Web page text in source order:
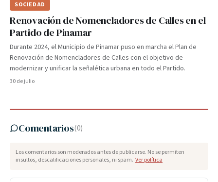
SOCIEDAD
Renovación de Nomencladores de Calles en el
Partido de Pinamar
Durante 2024, el Municipio de Pinamar puso en marcha el Plan de
Renovación de Nomencladores de Calles con el objetivo de
modernizar y unificar la señalética urbana en todo el Partido.
30 de julio
Comentarios(0)
Los comentarios son moderados antes de publicarse. No se permiten
insultos, descalificaciones personales, ni spam. Ver política